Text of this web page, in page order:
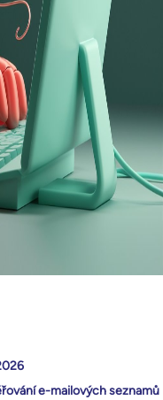
e-mailových seznamů